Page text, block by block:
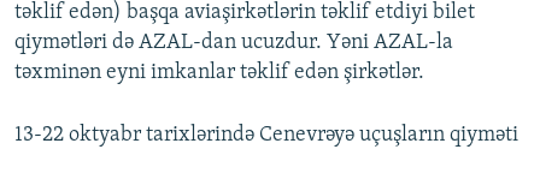
təklif edən) başqa aviaşirkətlərin təklif etdiyi bilet
qiymətləri də AZAL-dan ucuzdur. Yəni AZAL-la
təxminən eyni imkanlar təklif edən şirkətlər.
13-22 oktyabr tarixlərində Cenevrəyə uçuşların qiyməti